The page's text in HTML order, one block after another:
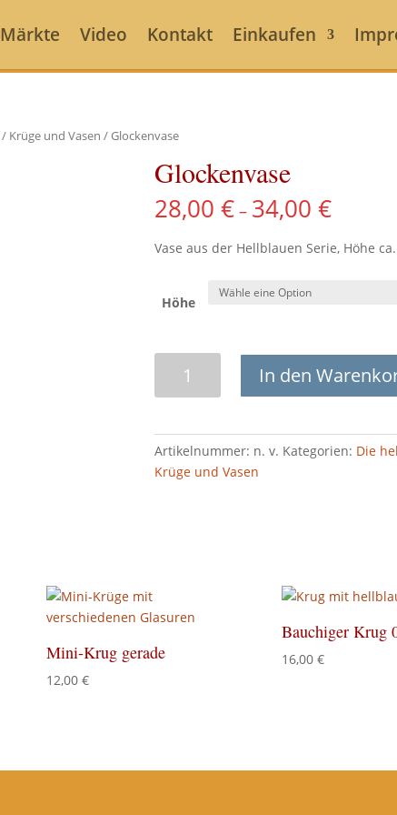
Märkte Video Kontakt Einkaufen
/ Krüge und Vasen / Glockenvase
Glockenvase
28,00€ – 34,00€
Vase aus der Hellblauen Serie, Höhe
Höhe
Menge
In den
Artikelnummer: n. v. Kategorien: Die
Krüge und Vasen
Mini-Krug gerade
12,00 €
Bauchiger Krug
16,00€